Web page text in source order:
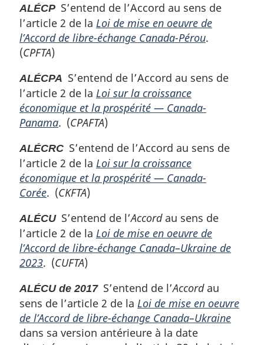
ALÉCP S’entend de l’Accord au sens de
l’article 2 de la Loi de mise en oeuvre de
l’Accord de libre-échange Canada-Pérou.
(CPFTA)
ALÉCPA S’entend de l’Accord au sens de
l’article 2 de la Loi sur la croissance
économique et la prospérité — Canada-
Panama. (CPAFTA)
ALÉCRC S’entend de l’Accord au sens de
l’article 2 de la Loi sur la croissance
économique et la prospérité — Canada-
Corée. (CKFTA)
ALÉCUS’entend de l’Accordau sens de
l’article 2 de la Loi de mise en oeuvre de
l’Accord de libre-échange Canada–Ukraine de
2023. (CUFTA)
ALÉCU de 2017S’entend de l’Accordau
sens de l’article 2 de la Loi de mise en oeuvre
de l’Accord de libre-échange Canada–Ukraine
dans sa version antérieure à la date